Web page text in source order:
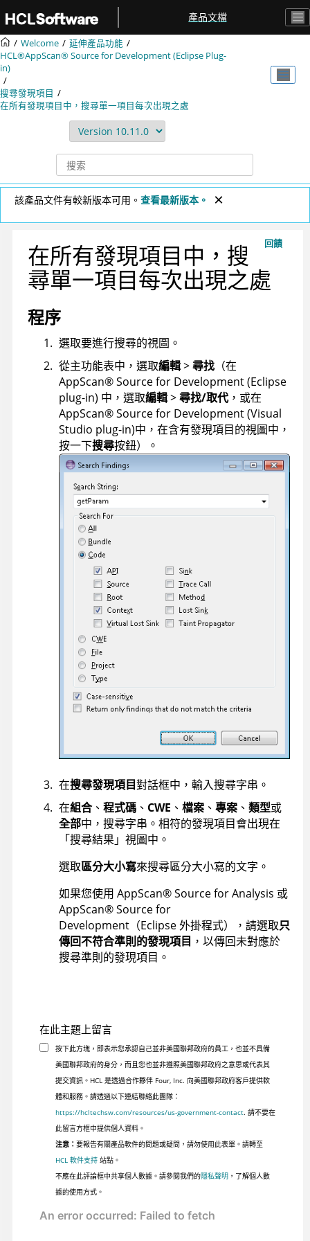
產品文檔
Welcome
延伸產品功能
HCL®AppScan® Source for Development (Eclipse Plug-
in)
搜尋發現項目
在所有發現項目中，搜尋單一項目每次出現之處
該產品文件有較新版本可用。 查看最新版本。
回饋
在所有發現項目中，搜
尋單一項目每次出現之處
程序
選取要進行搜尋的視圖。
從主功能表中，選取編輯>尋找（在
AppScan®Source for Development (Eclipse
plug-in) 中，選取編輯>尋找/取代，或在
AppScan®Source for Development (Visual
Studio plug-in)中，在含有發現項目的視圖中，
按一下搜尋按鈕）。
在搜尋發現項目對話框中，輸入搜尋字串。
在組合 、 程式碼 、 CWE 、 檔案 、 專案 、 類型或
全部中，搜尋字串。相符的發現項目會出現在
「搜尋結果」視圖中。
選取區分大小寫來搜尋區分大小寫的文字。
如果您使用 AppScan®Source for Analysis 或
AppScan®Source for
Development （Eclipse 外掛程式），請選取只
傳回不符合準則的發現項目 ，以傳回未對應於
搜尋準則的發現項目。
在此主題上留言
按下此方塊，即表示您承認自己並非美國聯邦政府的員工，也並不具備
美國聯邦政府的身分，而且您也並非遵照美國聯邦政府之意思或代表其
提交資訊。HCL 是透過合作夥伴 Four, Inc. 向美國聯邦政府客戶提供軟
體和服務。請透過以下連結聯絡此團隊：
https://hcltechsw.com/resources/us-government-contact. 請不要在
此留言方框中提供個人資料。
注意： 要報告有關產品軟件的問題或疑問，請勿使用此表單。請轉至
HCL 軟件支持站點。
不應在此評論框中共享個人數據。請參閱我們的隱私聲明 ，了解個人數
據的使用方式。